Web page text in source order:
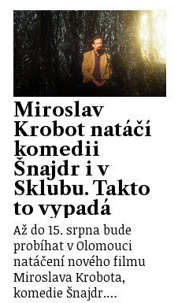
Miroslav
Krobot natáčí
komedii
Šnajdr i v
Sklubu. Takto
to vypadá
Až do 15. srpna bude
probíhat v Olomouci
natáčení nového filmu
Miroslava Krobota,
komedie Šnajdr.…